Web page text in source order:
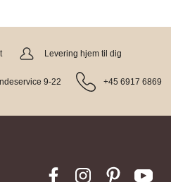
Levering hjem til dig
9-22 +45 6917 6869